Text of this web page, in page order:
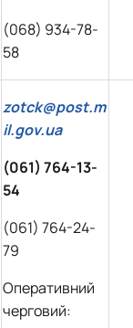
(068) 934-78-
58
zotck@post.m
il.gov.ua
(061) 764-13-
54
(061) 764-24-
79
Оперативний
черговий: